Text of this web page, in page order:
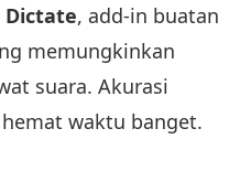
Dictate, add-in buatan
memungkinkan
suara. Akurasi
waktu banget.